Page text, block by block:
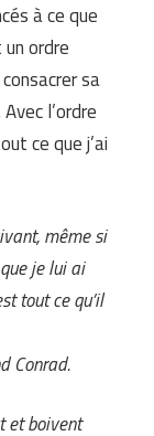
à ce que
ordre
sa
l’ordre
ce que j’ai
même si
je lui ai
tout ce qu’il
Conrad.
et boivent